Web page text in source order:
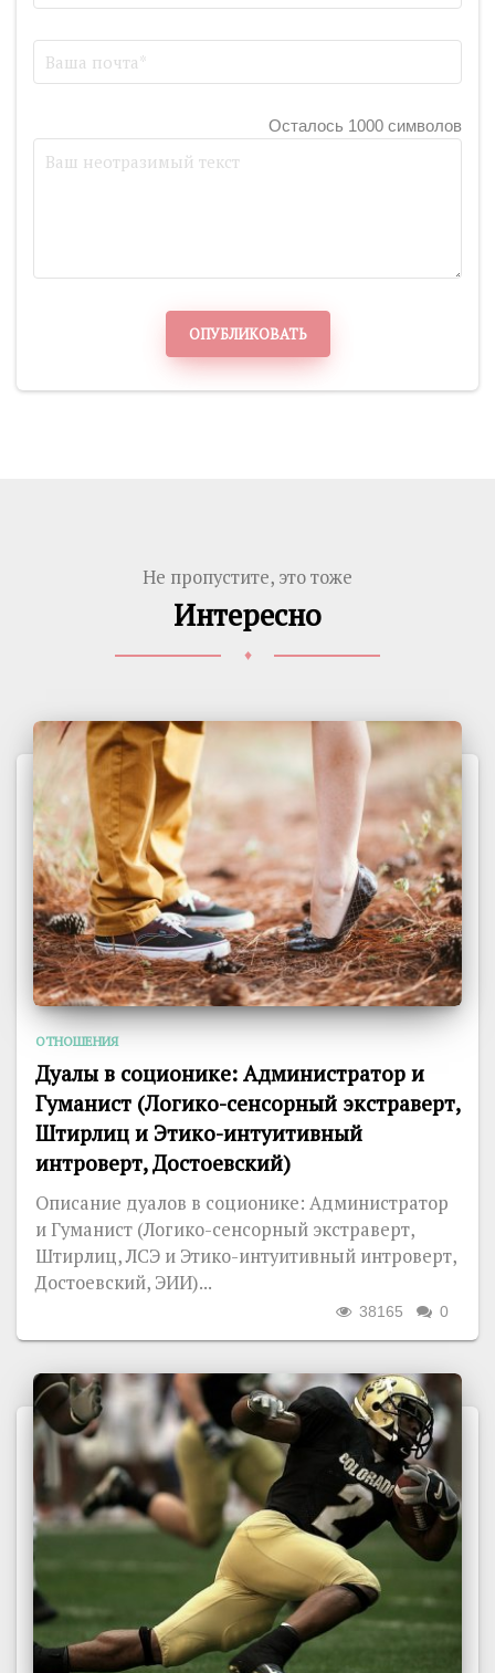
Осталось 1000 символов
ОПУБЛИКОВАТЬ
Не пропустите, это тоже
Интересно
♦
ОТНОШЕНИЯ
Дуалы в соционике: Администратор и
Гуманист (Логико-сенсорный экстраверт,
Штирлиц и Этико-интуитивный
интроверт, Достоевский)
Описание дуалов в соционике: Администратор
и Гуманист (Логико-сенсорный экстраверт,
Штирлиц, ЛСЭ и Этико-интуитивный интроверт,
Достоевский, ЭИИ)...
0
38165